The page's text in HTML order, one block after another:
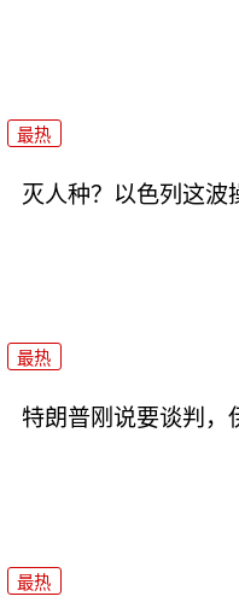
最热
灭人种？以色列这波
最热
特朗普刚说要谈判，
最热